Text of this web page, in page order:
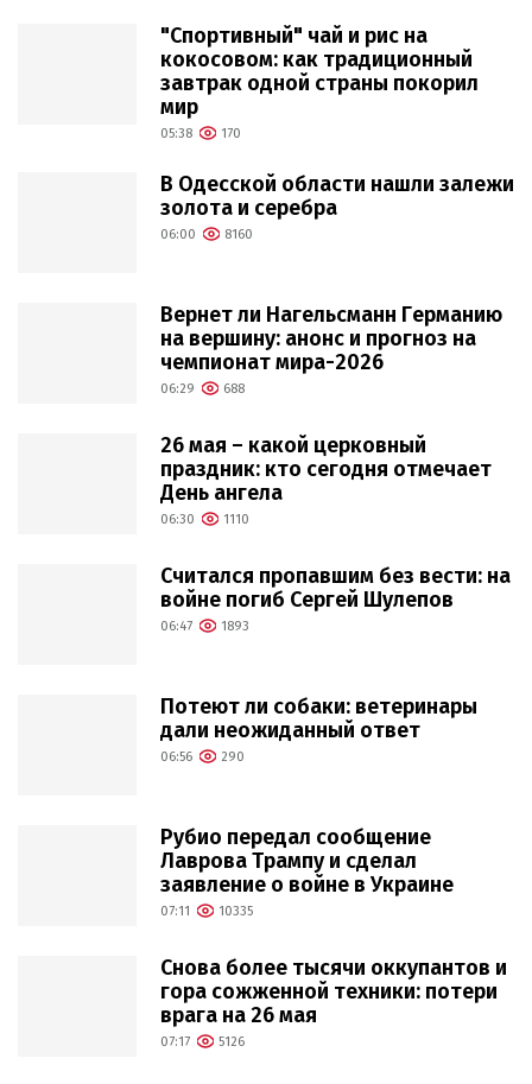
"Спортивный" чай и рис на
кокосовом: как традиционный
завтрак одной страны покорил
мир
05:38 170
В Одесской области нашли залежи
золота и серебра
06:00 8160
Вернет ли Нагельсманн Германию
на вершину: анонс и прогноз на
чемпионат мира-2026
06:29 688
26 мая – какой церковный
праздник: кто сегодня отмечает
День ангела
06:30 1110
Считался пропавшим без вести: на
войне погиб Сергей Шулепов
06:47 1893
Потеют ли собаки: ветеринары
дали неожиданный ответ
06:56 290
Рубио передал сообщение
Лаврова Трампу и сделал
заявление о войне в Украине
07:11 10335
Снова более тысячи оккупантов и
гора сожженной техники: потери
врага на 26 мая
07:17 5126